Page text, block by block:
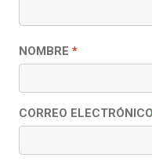
NOMBRE *
CORREO ELECTRÓNICO